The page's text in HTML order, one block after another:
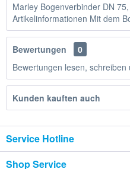
Marley Bogenverbinder DN
Artikelinformationen Mit dem
Bewertungen
0
Bewertungen lesen, schreiben
Kunden kauften auch
Service Hotline
Shop Service